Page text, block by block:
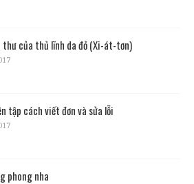
thư của thủ lĩnh da đỏ (Xi-át-tơn)
tập cách viết đơn và sửa lỗi
phong nha